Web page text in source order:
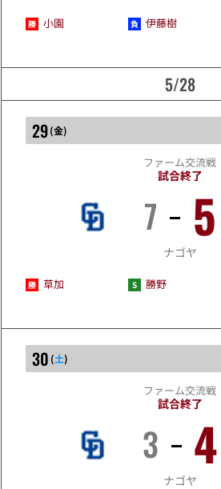
小園 伊藤樹
5/28
5/29
29(金)
ファーム交流戦
試合終了
7 5
ナゴヤ
草加 勝野
5/30
30 (土)
ファーム交流戦
試合終了
3 4
ナゴヤ